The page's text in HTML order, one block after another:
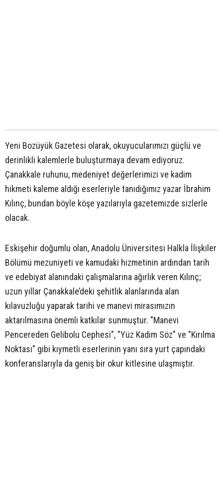
Yeni Bozüyük Gazetesi olarak, okuyucularımızı güçlü ve
derinlikli kalemlerle buluşturmaya devam ediyoruz.
Çanakkale ruhunu, medeniyet değerlerimizi ve kadim
hikmeti kaleme aldığı eserleriyle tanıdığımız yazar İbrahim
Kılınç, bundan böyle köşe yazılarıyla gazetemizde sizlerle
olacak.
Eskişehir doğumlu olan, Anadolu Üniversitesi Halkla İlişkiler
Bölümü mezuniyeti ve kamudaki hizmetinin ardından tarih
ve edebiyat alanındaki çalışmalarına ağırlık veren Kılınç;
uzun yıllar Çanakkale’deki şehitlik alanlarında alan
kılavuzluğu yaparak tarihi ve manevi mirasımızın
aktarılmasına önemli katkılar sunmuştur. "Manevi
Pencereden Gelibolu Cephesi", "Yüz Kadim Söz" ve "Kırılma
Noktası" gibi kıymetli eserlerinin yanı sıra yurt çapındaki
konferanslarıyla da geniş bir okur kitlesine ulaşmıştır.